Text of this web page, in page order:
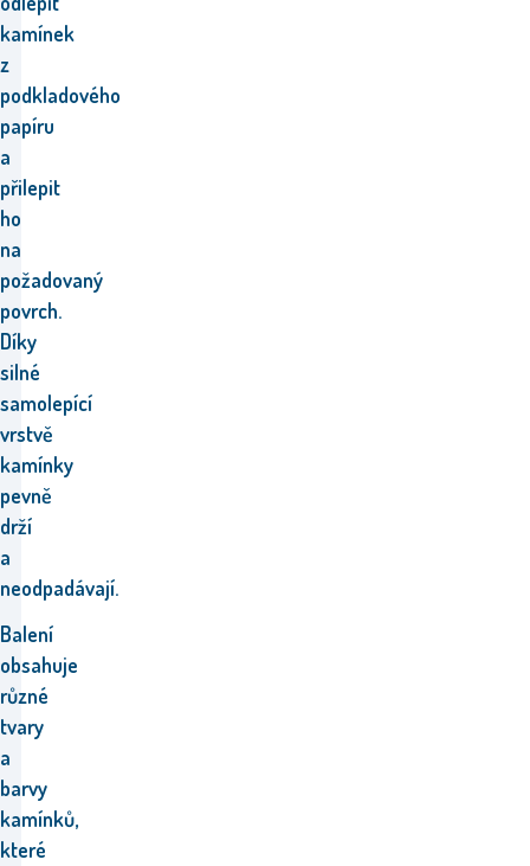
kamínek
z
podkladového
papíru
a
přilepit
ho
na
požadovaný
povrch.
Díky
silné
samolepící
vrstvě
kamínky
pevně
drží
a
neodpadávají.
Balení
obsahuje
různé
tvary
a
barvy
kamínků,
které